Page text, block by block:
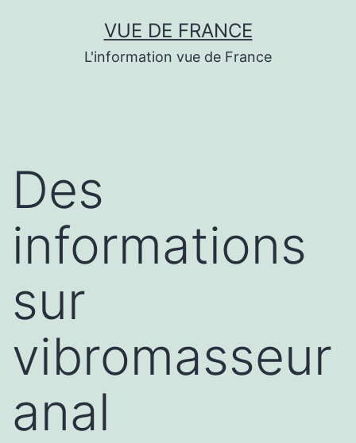
VUE DE FRANCE
L'information vue de France
Des
informations
sur
vibromasseur
anal